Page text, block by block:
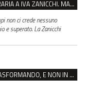
VENTASSO, SÌ ALLA CITTADINANZA ONORARIA A IVA ZANICCHI. MA BARGIACCHI: “È DI PESSIMO GUSTO”
non ci crede nessuno
e superato. La Zanicchi
IL CENTRO STORICO DI REGGIO SI STA TRASFORMANDO, E NON IN MEGLIO